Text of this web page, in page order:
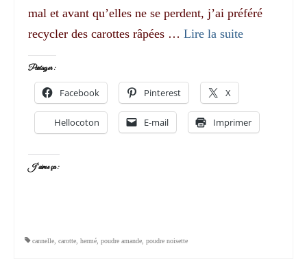
mal et avant qu’elles ne se perdent, j’ai préféré
recycler des carottes râpées … Lire la suite­­
Partager :
Facebook Pinterest X
Hellocoton E-mail Imprimer
J’aime ça :
cannelle carotte hermé poudre amande poudre noisette